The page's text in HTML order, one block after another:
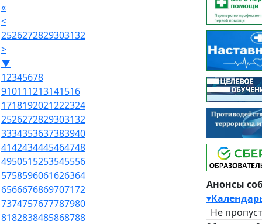
«
<
2526272829303132
>
▼
12345678
910111213141516
1718192021222324
2526272829303132
3334353637383940
4142434445464748
4950515253545556
5758596061626364
6566676869707172
7374757677787980
8182838485868788
Анонсы
▾
Не